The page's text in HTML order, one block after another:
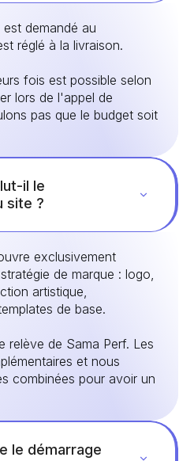
demandé au
réglé à la livraison.
fois est possible selon
lors de l'appel de
pas que le budget soit
il le
site ?
exclusivement
de marque : logo,
artistique,
de base.
relève de Sama Perf. Les
et nous
combinées pour avoir un
le démarrage